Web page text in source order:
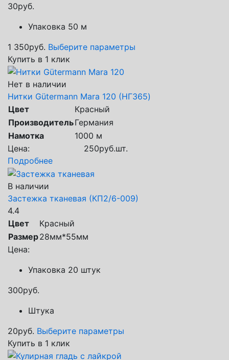
30руб.
Упаковка 50 м
1 350руб. Выберите параметры
Купить в 1 клик
Нет в наличии
Нитки Gütermann Mara 120 (НГ365)
Цвет
Красный
ПроизводительГермания
Намотка
1000 м
Цена:
250руб.шт.
Подробнее
В наличии
Застежка тканевая (КП2/6-009)
4.4
Цвет
Красный
Размер28мм*55мм
Цена:
Упаковка 20 штук
300руб.
Штука
20руб. Выберите параметры
Купить в 1 клик